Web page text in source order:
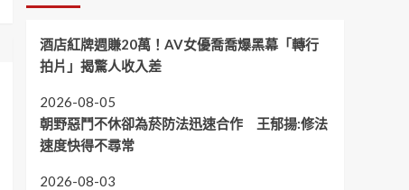
酒店紅牌週賺20萬！AV女優喬喬爆黑幕「轉行
拍片」揭驚人收入差
2026-08-05
朝野惡鬥不休卻為菸防法迅速合作 王郁揚:修法
速度快得不尋常
2026-08-03